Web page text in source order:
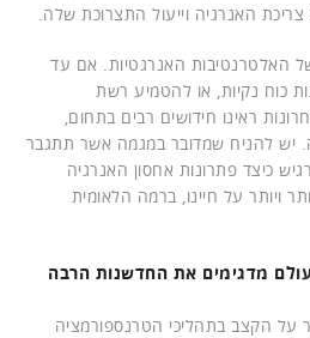
האנרגיה וייעול התצרוכת שלה.
האלטרנטיבות האנרגטיות. אם עד
כוח נקיות, או להטמיע רשת
ראינו חידושים רבים בתחום,
יש להניח שמדובר במגמה אשר תתגבר
כיצד פתרונות אחסון האנרגיה
ויותר על חיינו, ברמה הלאומית
מדגימים את החדשנות הרבה
הקצב בתהליכי הטרנספורמציה